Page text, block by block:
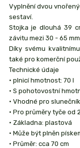
Vyplnění dvou
sestaví.
Stojka je dlouhá 39
závitu mezi 30 - 65 mm.
Díky svému
také pro komerční
Technické údaje
• plnicí hmotnost: 70 l
• S pohotovostní
• Vhodné pro
• Pro průměry tyče od
• Základna: plastová
• Může být plněn
• Průměr: cca 70 cm